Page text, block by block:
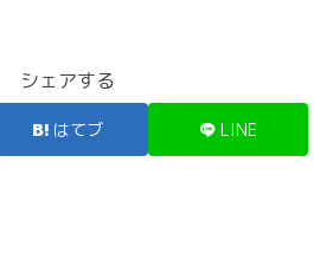
シェアする
はてブ LINE